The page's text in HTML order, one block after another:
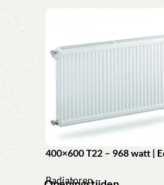
400×600 T22 – 968 watt |
Radiatoren